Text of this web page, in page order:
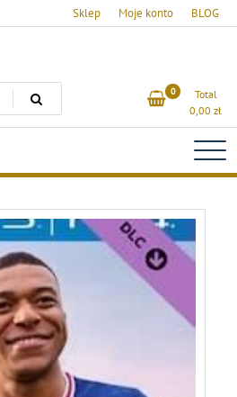
Sklep Moje konto BLOG
0
Total
0,00 zł